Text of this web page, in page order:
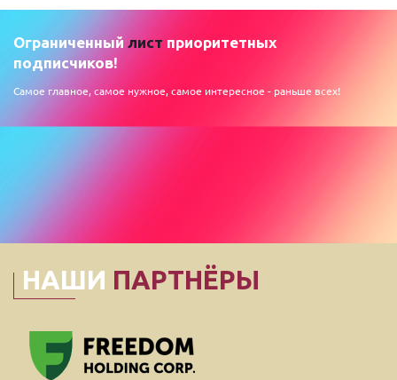
Ограниченный лист приоритетных
подписчиков!
Самое главное, самое нужное, самое интересное - раньше всех!
НАШИ ПАРТНЁРЫ